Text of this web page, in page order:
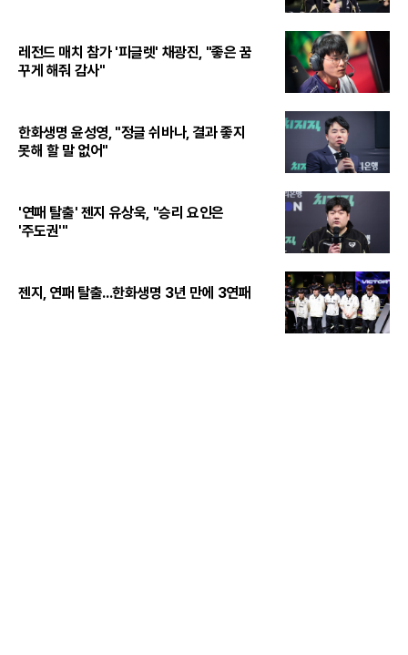
레전드 매치 참가 '피글렛' 채광진, "좋은 꿈
꾸게 해줘 감사"
한화생명 윤성영, "정글 쉬바나, 결과 좋지
못해 할 말 없어"
'연패 탈출' 젠지 유상욱, "승리 요인은
'주도권'"
젠지, 연패 탈출...한화생명 3년 만에 3연패